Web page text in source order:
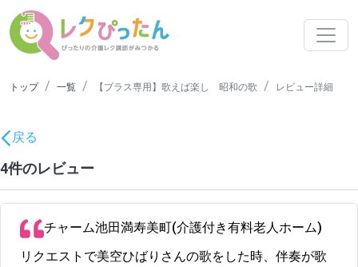
トップ 一覧 【プラス専用】歌えば楽し 昭和の歌 レビュー詳細
戻る
4件のレビュー
チャーム池田満寿美町(介護付き有料老人ホーム)
リクエストで美空ひばりさんの歌をした時、伴奏が歌